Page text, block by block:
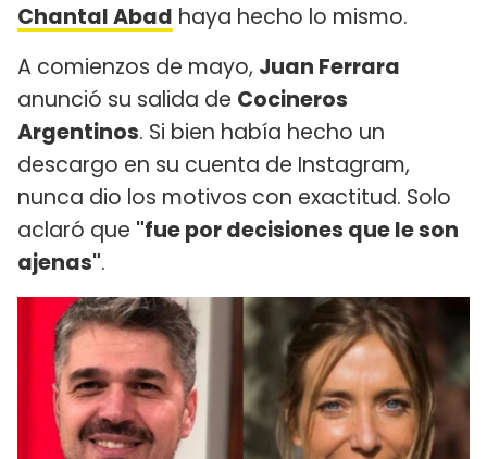
Chantal Abad haya hecho lo mismo.
A comienzos de mayo, Juan Ferrara
anunció su salida de Cocineros
Argentinos. Si bien había hecho un
descargo en su cuenta de Instagram,
nunca dio los motivos con exactitud. Solo
aclaró que "fue por decisiones que le son
ajenas".